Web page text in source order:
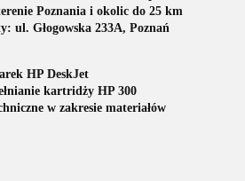
Poznania i okolic do 25 km
ul. Głogowska 233A, Poznań
HP DeskJet
kartridży HP 300
w zakresie materiałów